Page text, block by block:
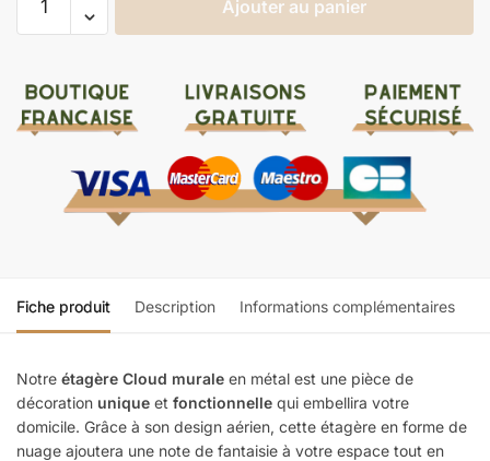
Ajouter au panier
Fiche produit Description Informations complémentaires
Notre étagère Cloud murale en métal est une pièce de
décoration unique et fonctionnelle qui embellira votre
domicile. Grâce à son design aérien, cette étagère en forme de
nuage ajoutera une note de fantaisie à votre espace tout en